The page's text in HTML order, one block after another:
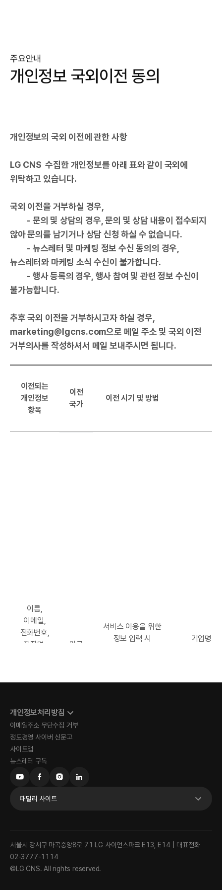
주요안내
개인정보 국외이전 동의
개인정보의 국외 이전에 관한 사항
LG CNS 수집한 개인정보를 아래 표와 같이 국외에
위탁하고 있습니다.
국외 이전을 거부하실 경우,
- 문의 및 상담의 경우, 문의 및 상담 내용이 접수되지
않아 문의를 남기거나 상담 신청 하실 수 없습니다.
- 뉴스레터 및 마케팅 정보 수신 동의의 경우,
뉴스레터와 마케팅 소식 수신이 불가합니다.
- 행사 등록의 경우, 행사 참여 및 관련 정보 수신이
불가능합니다.
추후 국외 이전을 거부하시고자 하실 경우,
marketing@lgcns.com으로 메일 주소 및 국외 이전
거부의사를 작성하셔서 메일 보내주시면 됩니다.
이전되는
개인정보
항목
이전
국가
이전 시기 및 방법
이름,
이메일,
전화번호,
직장명,
행태정보
미국
서비스 이용을 위한
정보 입력 시
기업명:
개인정보처리방침
이메일주소 무단수집 거부
정도경영 사이버 신문고
사이트맵
뉴스레터 구독
패밀리 사이트
서울시 강서구 마곡중앙8로 71 LG 사이언스파크 E13, E14 | 대표전화
02-3777-1114
©LG CNS. All rights reserved.